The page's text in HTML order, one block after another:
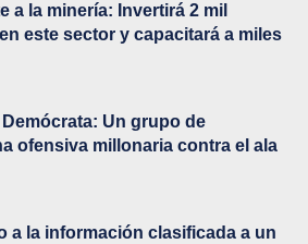
a la minería: Invertirá 2 mil
este sector y capacitará a miles
Un grupo de
ofensiva millonaria contra el ala
a la información clasificada a un